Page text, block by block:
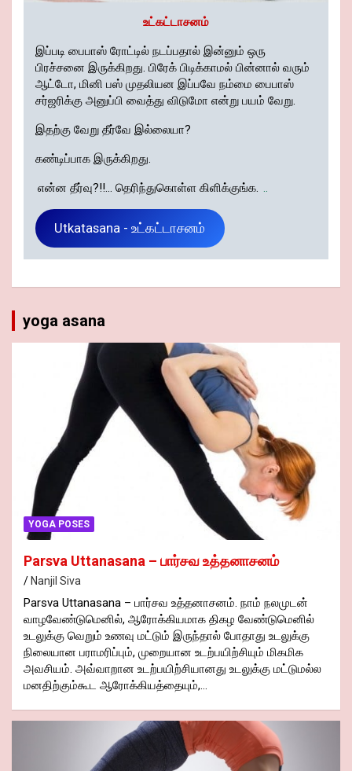
உட்கட்டாசனம்
இப்படி பைபாஸ் ரோட்டில் நடப்பதால் இன்னும் ஒரு
பிரச்சனை இருக்கிறது. பிரேக் பிடிக்காமல் பின்னால் வரும்
ஆட்டோ, மினி பஸ் முதலியன இப்பவே நம்மை பைபாஸ்
சர்ஜரிக்கு அனுப்பி வைத்து விடுமோ என்று பயம் வேறு.
இதற்கு வேறு தீர்வே இல்லையா?
கண்டிப்பாக இருக்கிறது.
என்ன தீர்வு?!!... தெரிந்துகொள்ள கிளிக்குங்க. ..
Utkatasana - உட்கட்டாசனம்
yoga asana
YOGA POSES
Parsva Uttanasana – பார்சவ உத்தனாசனம்
Nanjil Siva
Parsva Uttanasana – பார்சவ உத்தனாசனம். நாம் நலமுடன்
வாழவேண்டுமெனில், ஆரோக்கியமாக திகழ வேண்டுமெனில்
உடலுக்கு வெறும் உணவு மட்டும் இருந்தால் போதாது உடலுக்கு
நிலையான பராமரிப்பும், முறையான உடற்பயிற்சியும் மிகமிக
அவசியம். அவ்வாறான உடற்பயிற்சியானது உடலுக்கு மட்டுமல்ல
மனதிற்கும்கூட ஆரோக்கியத்தையும்,…